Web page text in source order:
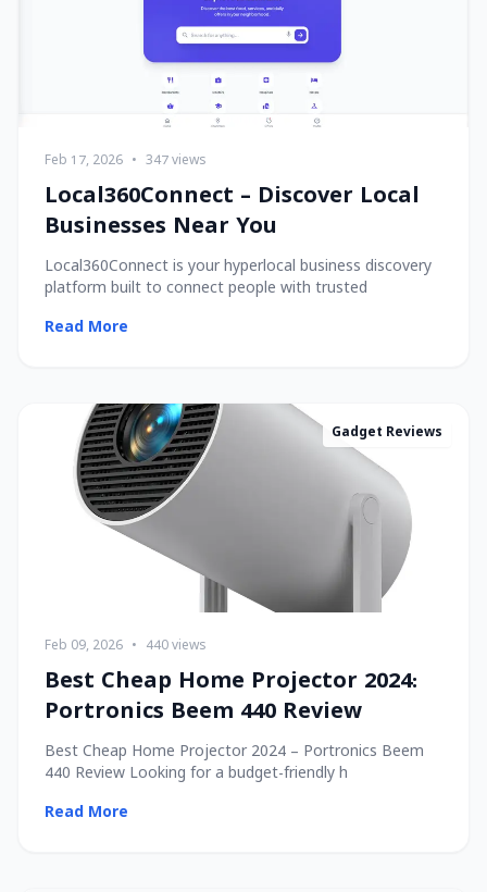
Feb 17, 2026 • 347 views
Local360Connect – Discover Local
Businesses Near You
Local360Connect is your hyperlocal business discovery
platform built to connect people with trusted
Read More
Gadget Reviews
Feb 09, 2026 • 440 views
Best Cheap Home Projector 2024:
Portronics Beem 440 Review
Best Cheap Home Projector 2024 – Portronics Beem
440 Review Looking for a budget-friendly h
Read More